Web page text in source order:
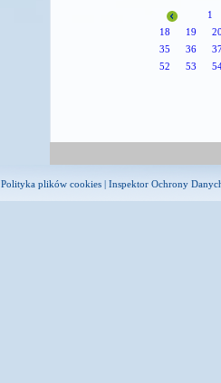
1
18
19
35
36
52
53
Polityka plików cookies | Inspektor Ochrony